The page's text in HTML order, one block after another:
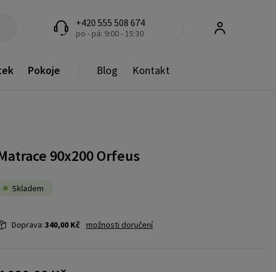
+420 555 508 674
po - pá: 9:00 - 15:30
Pokoje Blog Kontakt
90x200 Orfeus
Skladem
Doprava:340,00 Kč možnosti doručení